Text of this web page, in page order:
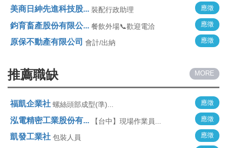
美商日紳先進科技股... 裝配行政助理 應徵
鈞育畜產股份有限公... 餐飲外場📞歡迎電洽 應徵
原保不動產有限公司 會計/出納 應徵
推薦職缺 MORE
福凱企業社 螺絲頭部成型(準)... 應徵
泓電精密工業股份有... 【台中】現場作業員... 應徵
凱發工業社 包裝人員 應徵